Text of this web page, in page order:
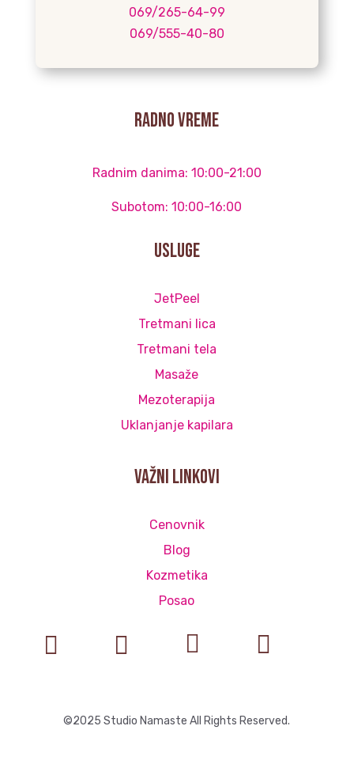
069/265-64-99
069/555-40-80
radno vreme
Radnim danima: 10:00-21:00
Subotom: 10:00-16:00
Usluge
JetPeel
Tretmani lica
Tretmani tela
Masaže
Mezoterapija
Uklanjanje kapilara
važni linkovi
Cenovnik
Blog
Kozmetika
Posao
   
©2025 Studio Namaste All Rights Reserved.